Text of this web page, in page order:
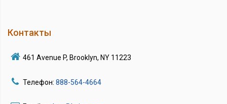
Контакты
461 Avenue P, Brooklyn, NY 11223
Телефон: 888-564-4664